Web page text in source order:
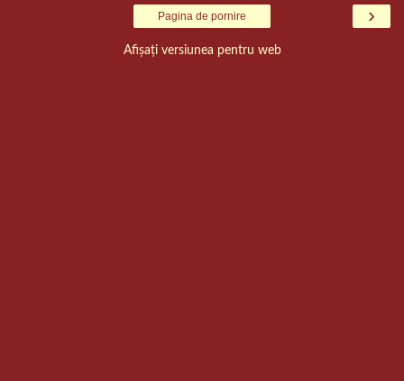
›
Pagina de pornire
Afișați versiunea pentru web